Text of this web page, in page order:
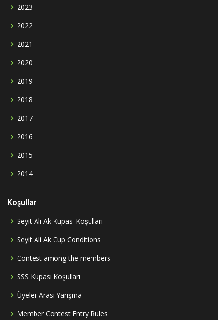
2023
2022
2021
2020
2019
2018
2017
2016
2015
2014
Koşullar
Seyit Ali Ak Kupası Koşulları
Seyit Ali Ak Cup Conditions
Contest among the members
SSS Kupası Koşulları
Üyeler Arası Yarışma
Member Contest Entry Rules